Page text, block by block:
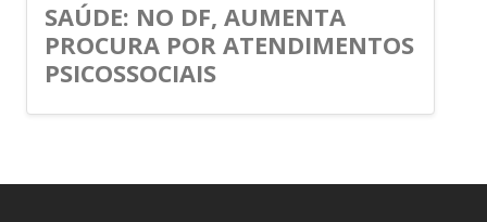
SAÚDE: NO DF, AUMENTA
PROCURA POR ATENDIMENTOS
PSICOSSOCIAIS